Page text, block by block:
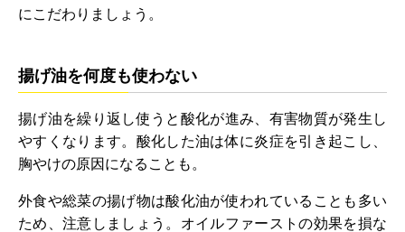
にこだわりましょう。
揚げ油を何度も使わない
揚げ油を繰り返し使うと酸化が進み、有害物質が発生し
やすくなります。酸化した油は体に炎症を引き起こし、
胸やけの原因になることも。
外食や総菜の揚げ物は酸化油が使われていることも多い
ため、注意しましょう。オイルファーストの効果を損な